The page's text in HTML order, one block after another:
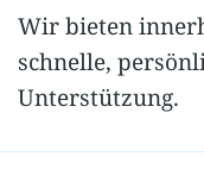
Wir bieten
schnelle,
Unterstützung.